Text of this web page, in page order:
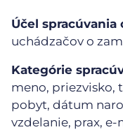
Účel spracúvania
uchádzačov o
Kategórie
meno, priezvisko,
pobyt, dátum
vzdelanie, prax,